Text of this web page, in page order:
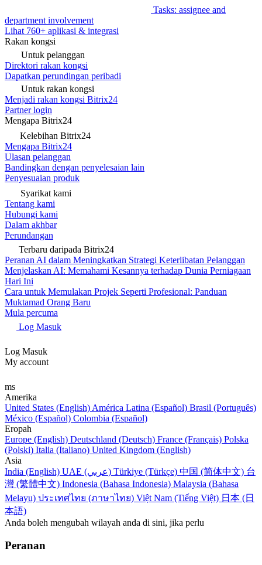
Tasks: assignee and
department involvement
Lihat 760+ aplikasi & integrasi
Rakan kongsi
Untuk pelanggan
Direktori rakan kongsi
Dapatkan perundingan peribadi
Untuk rakan kongsi
Menjadi rakan kongsi Bitrix24
Partner login
Mengapa Bitrix24
Kelebihan Bitrix24
Mengapa Bitrix24
Ulasan pelanggan
Bandingkan dengan penyelesaian lain
Penyesuaian produk
Syarikat kami
Tentang kami
Hubungi kami
Dalam akhbar
Perundangan
Terbaru daripada Bitrix24
Peranan AI dalam Meningkatkan Strategi Keterlibatan Pelanggan
Menjelaskan AI: Memahami Kesannya terhadap Dunia Perniagaan
Hari Ini
Cara untuk Memulakan Projek Seperti Profesional: Panduan
Muktamad Orang Baru
Mula percuma
Log Masuk
Log Masuk
My account
ms
Amerika
United States (English) América Latina (Español) Brasil (Português)
México (Español) Colombia (Español)
Eropah
Europe (English) Deutschland (Deutsch) France (Français) Polska
(Polski) Italia (Italiano) United Kingdom (English)
Asia
India (English)
UAE (عربي) Türkiye (Türkçe) 中国 (简体中文) 台
灣 (繁體中文) Indonesia (Bahasa Indonesia) Malaysia (Bahasa
Melayu) ประเทศไทย (ภาษาไทย) Việt Nam (Tiếng Việt) 日本 (日
本語)
Anda boleh mengubah wilayah anda di sini, jika perlu
Peranan